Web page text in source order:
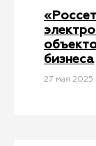
бизнеса
27 мая 2025